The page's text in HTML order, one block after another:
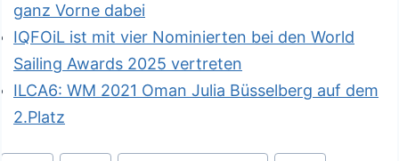
ganz Vorne dabei
IQFOiL ist mit vier Nominierten bei den World
Sailing Awards 2025 vertreten
ILCA6: WM 2021 Oman Julia Büsselberg auf dem
2.Platz